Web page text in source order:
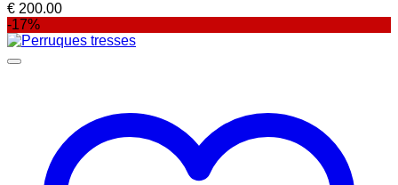
€ 200.00
-17%